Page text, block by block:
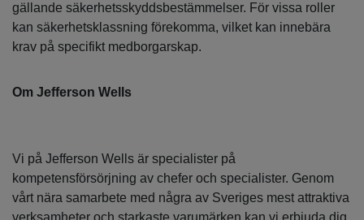
gällande säkerhetsskyddsbestämmelser. För vissa roller
kan säkerhetsklassning förekomma, vilket kan innebära
krav på specifikt medborgarskap.
Om Jefferson Wells
Vi på Jefferson Wells är specialister på
kompetensförsörjning av chefer och specialister. Genom
vårt nära samarbete med några av Sveriges mest attraktiva